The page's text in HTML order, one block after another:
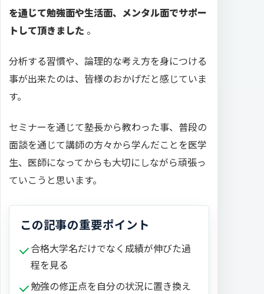
を通じて勉強面や生活面、メンタル面でサポー
トして頂きました 。
分析する習慣や、論理的な考え方を身につける
事が出来たのは、皆様のおかげだと感じていま
す。
セミナーを通じて塾長から教わった事、普段の
面談を通じて講師の方々から学んだことを医学
生、医師になってからも大切にしながら頑張っ
ていこうと思います。
この記事の重要ポイント
合格大学名だけでなく成績が伸びた過
程を見る
勉強の修正点を自分の状況に置き換え